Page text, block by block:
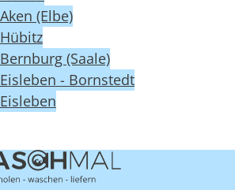
(Elbe)
(Saale)
- Bornstedt